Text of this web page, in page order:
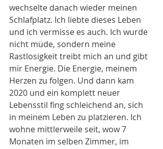
wechselte danach wieder meinen
Schlafplatz. Ich liebte dieses Leben
und ich vermisse es auch. Ich wurde
nicht müde, sondern meine
Rastlosigkeit treibt mich an und gibt
mir Energie. Die Energie, meinem
Herzen zu folgen. Und dann kam
2020 und ein komplett neuer
Lebensstil fing schleichend an, sich
in meinem Leben zu platzieren. Ich
wohne mittlerweile seit, wow 7
Monaten im selben Zimmer, im